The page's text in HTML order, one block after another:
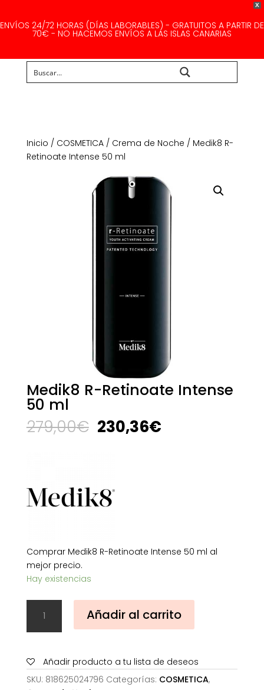
X
ENVÍOS 24/72 HORAS (DÍAS LABORABLES) - GRATUITOS A PARTIR DE
70€ - NO HACEMOS ENVÍOS A LAS ISLAS CANARIAS
Inicio / COSMETICA/ Crema de Noche / Medik8 R-
Retinoate Intense 50 ml
Medik8 R-Retinoate Intense
50 ml
279,00€ El
precio
230,36€El
Comprar Medik8 R-Retinoate Intense 50 ml al
mejor precio.
Hay existencias
Retinoate
50
ml
cantidad
Añadir al carrito
Añadir producto a tu lista de deseos
SKU: 818625024796 Categorías: COSMETICA,